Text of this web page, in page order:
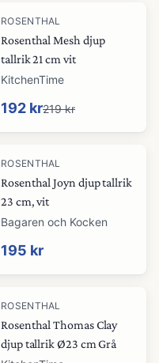
-12%
ROSENTHAL
Rosenthal Mesh djup
tallrik 21 cm vit
KitchenTime
192 kr219 kr
ROSENTHAL
Rosenthal Joyn djup tallrik
23 cm, vit
Bagaren och Kocken
195 kr
-21%
ROSENTHAL
Rosenthal Thomas Clay
djup tallrik Ø23 cm Grå